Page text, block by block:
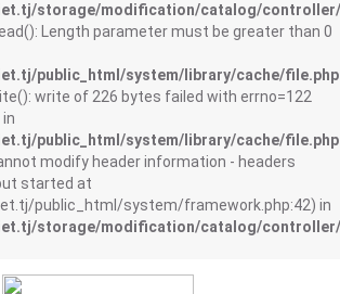
storage/modification/catalog/
Length parameter must be greater than 0
public_html/system/library/cache/file.php
write of 226 bytes failed with errno=122
public_html/system/library/cache/file.php
modify header information - headers
started at
public_html/system/framework.php:42) in
storage/modification/catalog/